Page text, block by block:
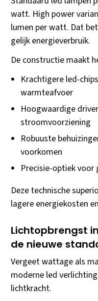
watt. High power
lumen per watt. Dat
gelijk energieverbruik.
De constructie maakt
Krachtigere led-
warmteafvoer
Hoogwaardige
stroomvoorziening
Robuuste
voorkomen
Precisie-optiek
Deze technische
lagere energiekosten
Lichtopbrengst
de nieuwe
Vergeet wattage als
moderne led
lichtkracht.